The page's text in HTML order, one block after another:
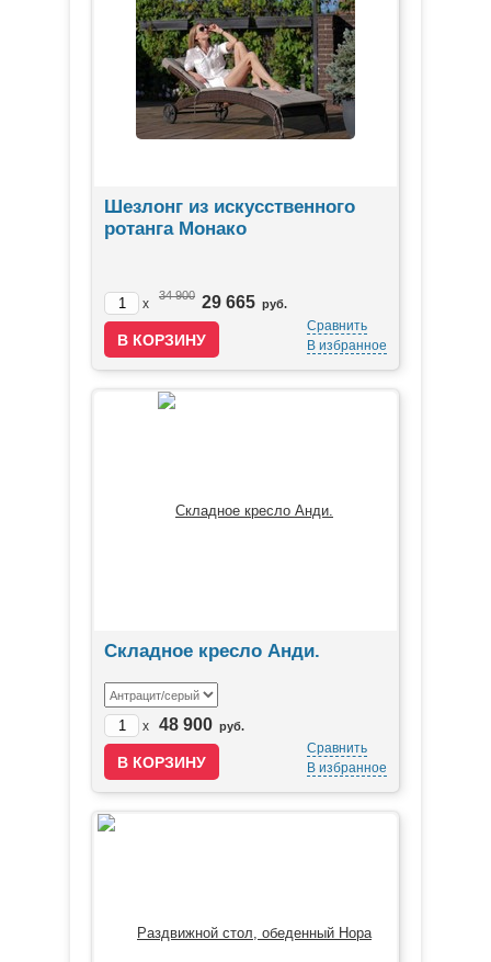
Шезлонг из искусственного
ротанга Монако
x
34 900 29 665 руб.
Сравнить
В избранное
Складное кресло Анди.
x 48 900 руб.
Сравнить
В избранное